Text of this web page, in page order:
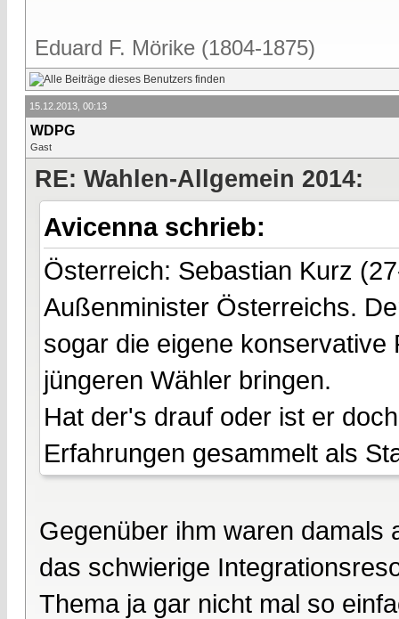
Eduard F. Mörike (1804-1875)
15.12.2013, 00:13
WDPG
Gast
RE: Wahlen-Allgemein 2014:
Avicenna schrieb:
Österreich: Sebastian Kurz
Außenminister Österreichs.
sogar die eigene
jüngeren Wähler bringen.
Hat der's drauf oder ist er
Erfahrungen gesammelt als
Gegenüber ihm waren damals
das schwierige
Thema ja gar nicht mal so